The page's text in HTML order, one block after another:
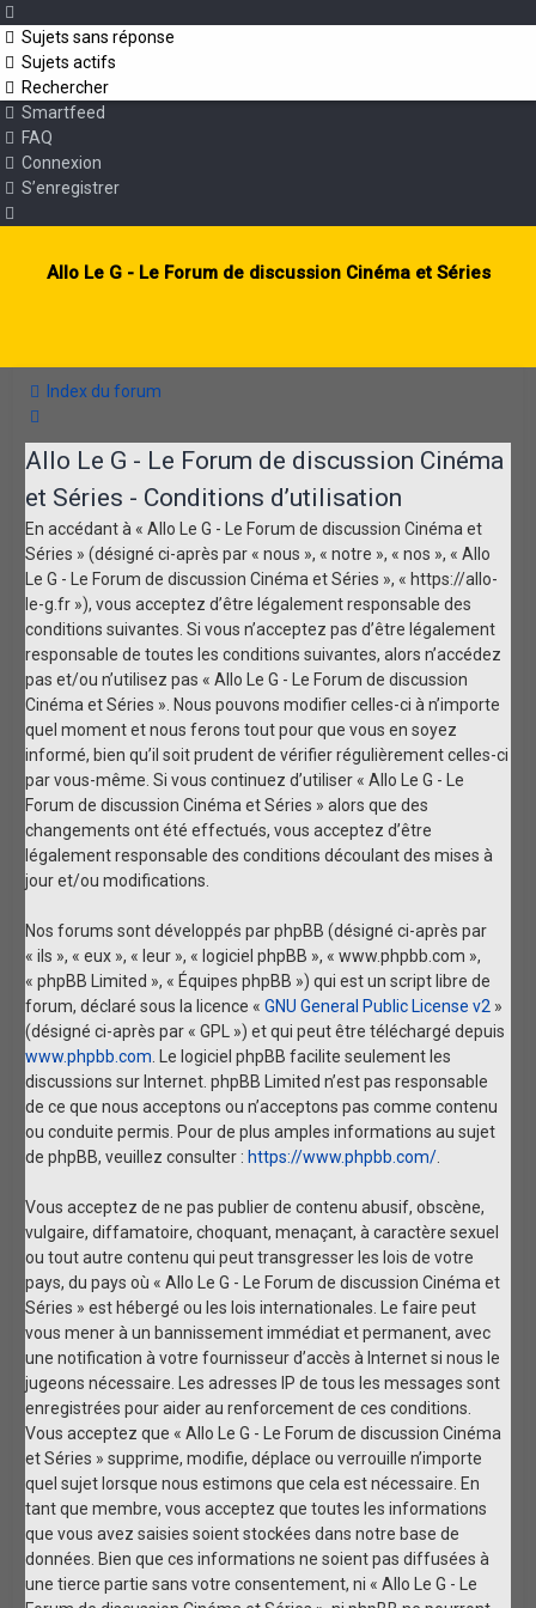
Sujets sans réponse
Sujets actifs
Rechercher
Smartfeed
FAQ
Connexion
S’enregistrer
Allo Le G - Le Forum de discussion Cinéma et Séries
Index du forum
Allo Le G - Le Forum de discussion Cinéma
et Séries - Conditions d’utilisation
En accédant à « Allo Le G - Le Forum de discussion Cinéma et
Séries » (désigné ci-après par « nous », « notre », « nos », « Allo
Le G - Le Forum de discussion Cinéma et Séries », « https://allo-
le-g.fr »), vous acceptez d’être légalement responsable des
conditions suivantes. Si vous n’acceptez pas d’être légalement
responsable de toutes les conditions suivantes, alors n’accédez
pas et/ou n’utilisez pas « Allo Le G - Le Forum de discussion
Cinéma et Séries ». Nous pouvons modifier celles-ci à n’importe
quel moment et nous ferons tout pour que vous en soyez
informé, bien qu’il soit prudent de vérifier régulièrement celles-ci
par vous-même. Si vous continuez d’utiliser « Allo Le G - Le
Forum de discussion Cinéma et Séries » alors que des
changements ont été effectués, vous acceptez d’être
légalement responsable des conditions découlant des mises à
jour et/ou modifications.
Nos forums sont développés par phpBB (désigné ci-après par
« ils », « eux », « leur », « logiciel phpBB », « www.phpbb.com »,
« phpBB Limited », « Équipes phpBB ») qui est un script libre de
forum, déclaré sous la licence «GNU General Public License v2 »
(désigné ci-après par « GPL ») et qui peut être téléchargé depuis
www.phpbb.com . Le logiciel phpBB facilite seulement les
discussions sur Internet. phpBB Limited n’est pas responsable
de ce que nous acceptons ou n’acceptons pas comme contenu
ou conduite permis. Pour de plus amples informations au sujet
de phpBB, veuillez consulter :https://www.phpbb.com/
Vous acceptez de ne pas publier de contenu abusif, obscène,
vulgaire, diffamatoire, choquant, menaçant, à caractère sexuel
ou tout autre contenu qui peut transgresser les lois de votre
pays, du pays où « Allo Le G - Le Forum de discussion Cinéma et
Séries » est hébergé ou les lois internationales. Le faire peut
vous mener à un bannissement immédiat et permanent, avec
une notification à votre fournisseur d’accès à Internet si nous le
jugeons nécessaire. Les adresses IP de tous les messages sont
enregistrées pour aider au renforcement de ces conditions.
Vous acceptez que « Allo Le G - Le Forum de discussion Cinéma
et Séries » supprime, modifie, déplace ou verrouille n’importe
quel sujet lorsque nous estimons que cela est nécessaire. En
tant que membre, vous acceptez que toutes les informations
que vous avez saisies soient stockées dans notre base de
données. Bien que ces informations ne soient pas diffusées à
une tierce partie sans votre consentement, ni « Allo Le G - Le